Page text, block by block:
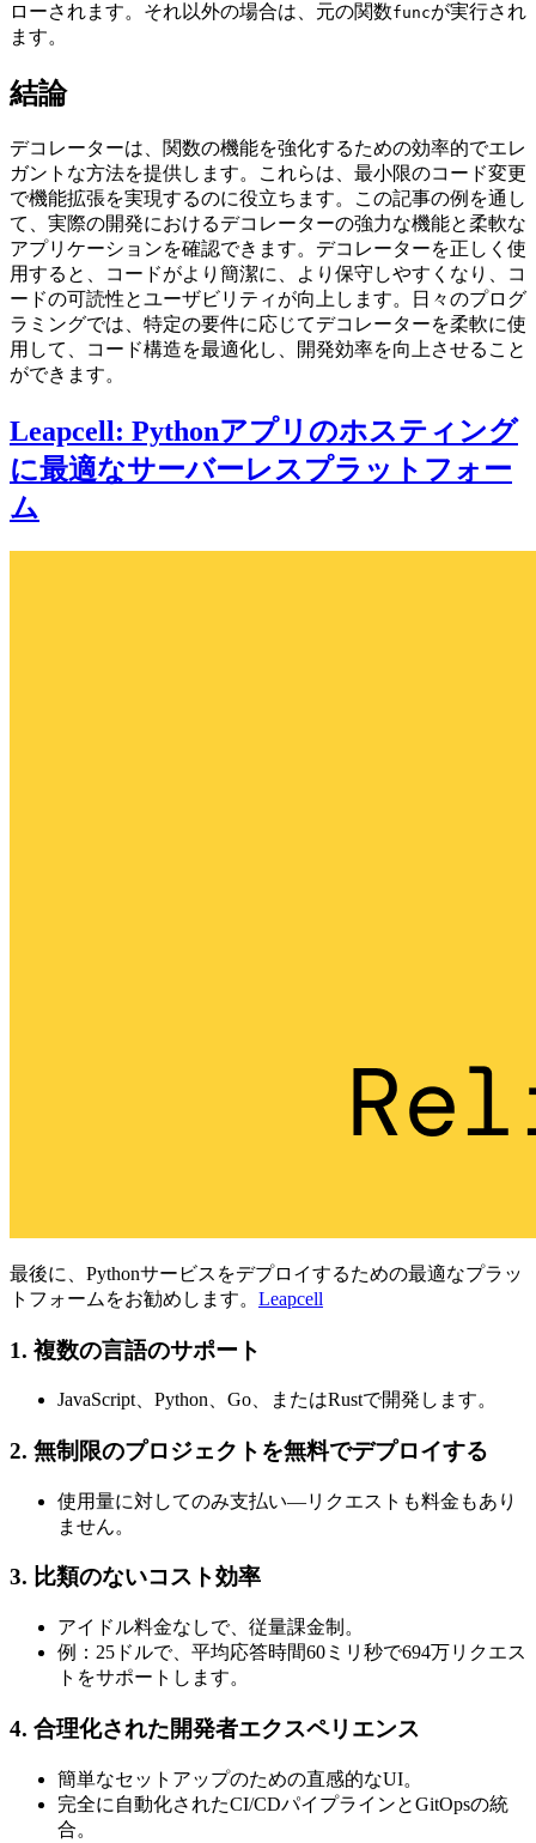
ローされます。それ以外の場合は、元の関数funcが実行され
ます。
結論
デコレーターは、関数の機能を強化するための効率的でエレ
ガントな方法を提供します。これらは、最小限のコード変更
で機能拡張を実現するのに役立ちます。この記事の例を通し
て、実際の開発におけるデコレーターの強力な機能と柔軟な
アプリケーションを確認できます。デコレーターを正しく使
用すると、コードがより簡潔に、より保守しやすくなり、コ
ードの可読性とユーザビリティが向上します。日々のプログ
ラミングでは、特定の要件に応じてデコレーターを柔軟に使
用して、コード構造を最適化し、開発効率を向上させること
ができます。
Leapcell: Pythonアプリのホスティング
に最適なサーバーレスプラットフォー
ム
最後に、Pythonサービスをデプロイするための最適なプラッ
トフォームをお勧めします。 Leapcell
1. 複数の言語のサポート
JavaScript、Python、Go、またはRustで開発します。
2. 無制限のプロジェクトを無料でデプロイする
使用量に対してのみ支払い—リクエストも料金もあり
ません。
3. 比類のないコスト効率
アイドル料金なしで、従量課金制。
例：25ドルで、平均応答時間60ミリ秒で694万リクエス
トをサポートします。
4. 合理化された開発者エクスペリエンス
簡単なセットアップのための直感的なUI。
完全に自動化されたCI/CDパイプラインとGitOpsの統
合。